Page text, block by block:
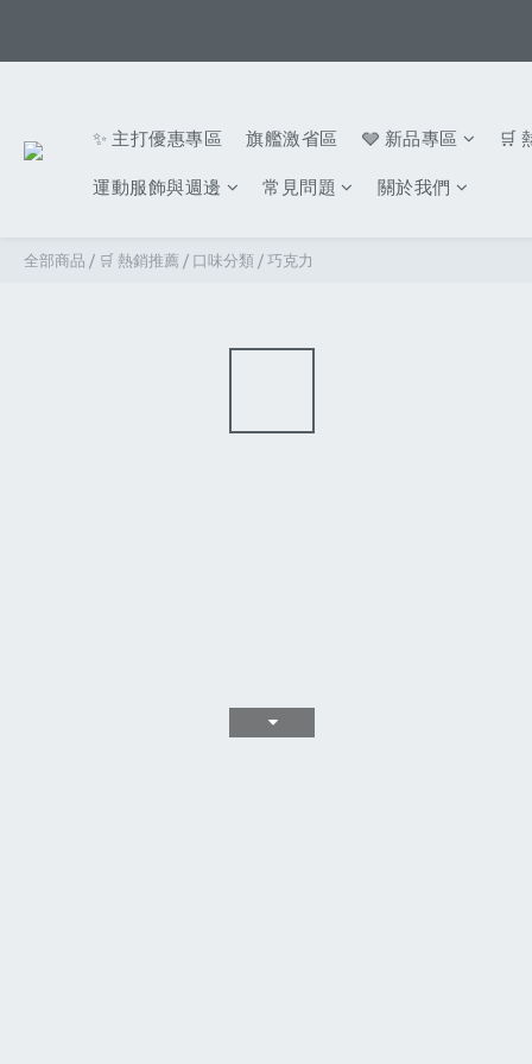
✨ 主打優惠專區 旗艦激省區 🩶 新品專區 🛒
運動服飾與週邊 常見問題 關於我們
全部商品 / 🛒 熱銷推薦 / 口味分類 / 巧克力